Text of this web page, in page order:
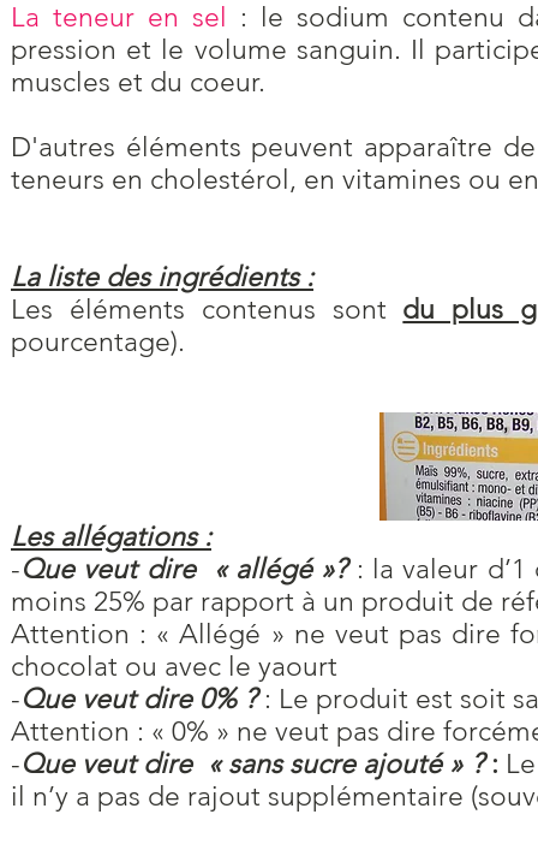
La teneur en sel : le sodium contenu
pression et le volume sanguin. Il
muscles et du coeur.
D'autres éléments peuvent apparaître
teneurs en cholestérol, en vitamines ou
La liste des ingrédients :
Les éléments contenus sont du plus
pourcentage).
Les allégations :
-Que veut dire « allégé »? : la valeur
moins 25% par rapport à un produit de
Attention : « Allégé » ne veut pas dire
chocolat ou avec le yaourt
-Que veut dire 0% ?: Le produit est soit
Attention : « 0% » ne veut pas dire
-Que veut dire « sans sucre ajouté » ?:
il n’y a pas de rajout supplémentaire